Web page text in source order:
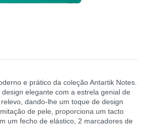
e prático da coleção Antartik Notes.
elegante com a estrela genial de
dando-lhe um toque de design
de pele, proporciona um tacto
um fecho de elástico, 2 marcadores de